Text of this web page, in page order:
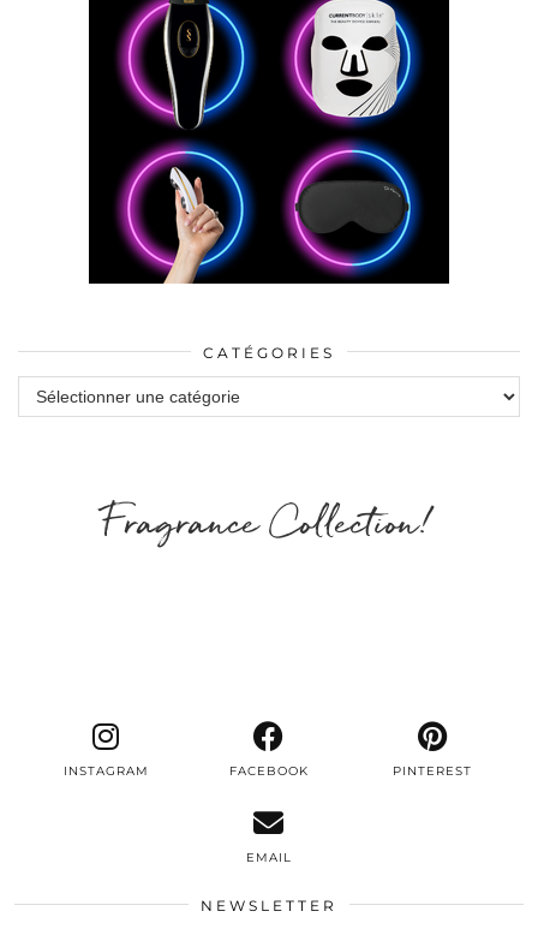
CATÉGORIES
Catégories
Fragrance Collection!
INSTAGRAM FACEBOOK PINTEREST
EMAIL
NEWSLETTER